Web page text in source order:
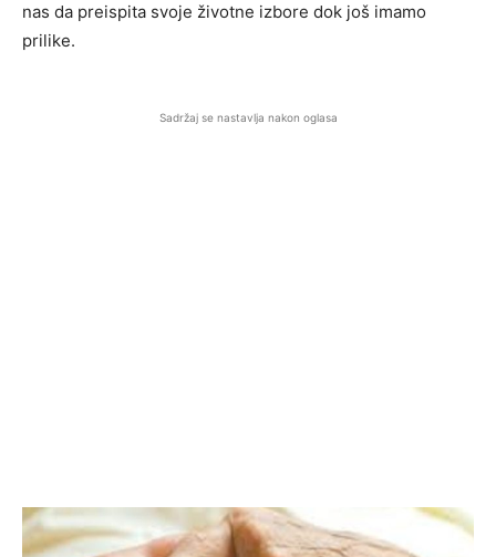
nas da preispita svoje životne izbore dok još imamo
prilike.
Sadržaj se nastavlja nakon oglasa